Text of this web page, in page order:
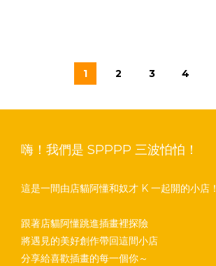
1 2 3 4
嗨！我們是 SPPPP 三波怕怕！
這是一間由店貓阿懂和奴才 K 一起開的小店！
跟著店貓阿懂跳進插畫裡探險
將遇見的美好創作帶回這間小店
分享給喜歡插畫的每一個你～